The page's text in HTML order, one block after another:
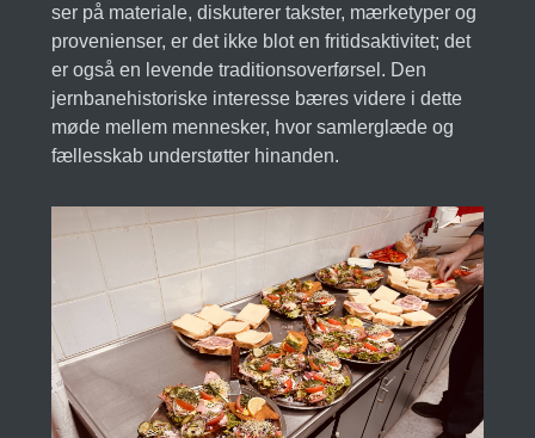
ser på materiale, diskuterer takster, mærketyper og
provenienser, er det ikke blot en fritidsaktivitet; det
er også en levende traditionsoverførsel. Den
jernbanehistoriske interesse bæres videre i dette
møde mellem mennesker, hvor samlerglæde og
fællesskab understøtter hinanden.